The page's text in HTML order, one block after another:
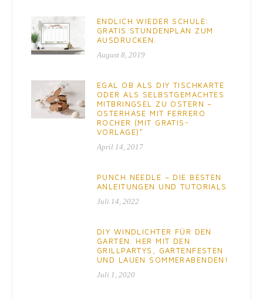
ENDLICH WIEDER SCHULE:
GRATIS STUNDENPLAN ZUM
AUSDRUCKEN.
August 8, 2019
EGAL OB ALS DIY TISCHKARTE
ODER ALS SELBSTGEMACHTES
MITBRINGSEL ZU OSTERN –
OSTERHASE MIT FERRERO
ROCHER (MIT GRATIS-
VORLAGE)*
April 14, 2017
PUNCH NEEDLE – DIE BESTEN
ANLEITUNGEN UND TUTORIALS
Juli 14, 2022
DIY WINDLICHTER FÜR DEN
GARTEN. HER MIT DEN
GRILLPARTYS, GARTENFESTEN
UND LAUEN SOMMERABENDEN!
Juli 1, 2020